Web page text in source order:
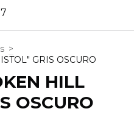
7
>
GRIS OSCURO
HILL
OSCURO